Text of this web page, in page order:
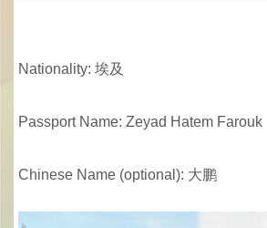
Nationality: 埃及
Passport Name: Zeyad Hatem Farouk
Chinese Name (optional): 大鹏